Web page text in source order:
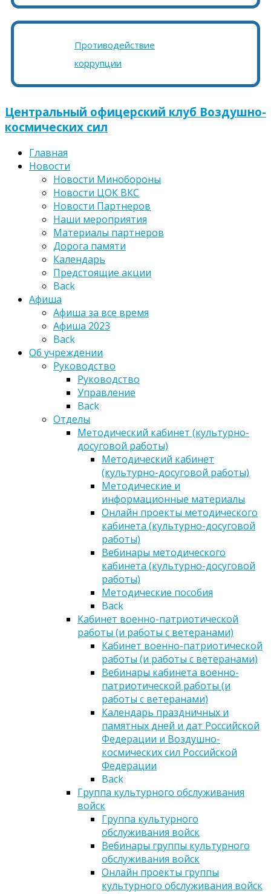
Противодействие
коррупции
Центральный офицерский клуб Воздушно-
космических сил
Главная
Новости
Новости Минобороны
Новости ЦОК ВКС
Новости Партнеров
Наши мероприятия
Материалы партнеров
Дорога памяти
Календарь
Предстоящие акции
Back
Афиша
Афиша за все время
Афиша 2023
Back
Об учреждении
Руководство
Руководство
Управление
Back
Отделы
Методический кабинет (культурно-
досуговой работы)
Методический кабинет
(культурно-досуговой работы)
Методические и
информационные материалы
Онлайн проекты методического
кабинета (культурно-досуговой
работы)
Вебинары методического
кабинета (культурно-досуговой
работы)
Методические пособия
Back
Кабинет военно-патриотической
работы (и работы с ветеранами)
Кабинет военно-патриотической
работы (и работы с ветеранами)
Вебинары кабинета военно-
патриотической работы (и
работы с ветеранами)
Календарь праздничных и
памятных дней и дат Российской
Федерации и Воздушно-
космических сил Российской
Федерации
Back
Группа культурного обслуживания
войск
Группа культурного
обслуживания войск
Вебинары группы культурного
обслуживания войск
Онлайн проекты группы
культурного обслуживания войск